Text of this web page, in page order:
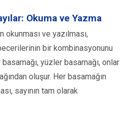
Okuma ve Yazma
okunması ve yazılması,
bir kombinasyonunu
yüzler basamağı, onlar
oluşur. Her basamağın
sayının tam olarak